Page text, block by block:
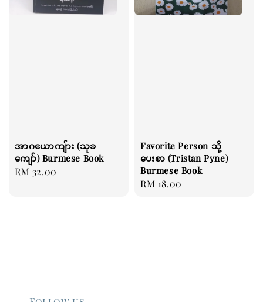
အာဂယောကျ်ား (သုခ
ကျော်) Burmese Book
Regular
RM 32.00
Favorite Person သို့
ပေးစာ (Tristan Pyne)
Burmese Book
Regular
RM 18.00